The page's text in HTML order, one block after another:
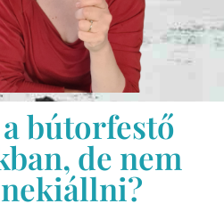
bútorfestő
de nem